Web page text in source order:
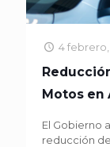
4 febrero,
Motos en
El Gobierno
reducción